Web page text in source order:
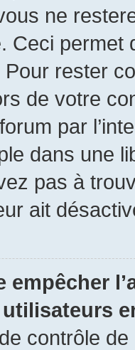
ne
Ceci permet
Pour rester
de votre
par
dans une
pas à
ait
empêcher
contrôle